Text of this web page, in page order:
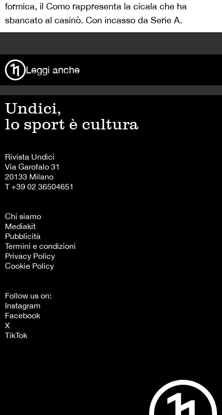
formica, il Como rappresenta la cicala che ha
sbancato al casinò. Con incasso da Serie A.
Leggi anche
Undici,
lo sport è cultura
Rivista Undici
Via Garofalo 31
20133 Milano
T +39 02 36504651
Chi siamo
Mediakit
Pubblicità
Termini e condizioni
Privacy Policy
Cookie Policy
Follow us on:
Instagram
Facebook
X
TikTok